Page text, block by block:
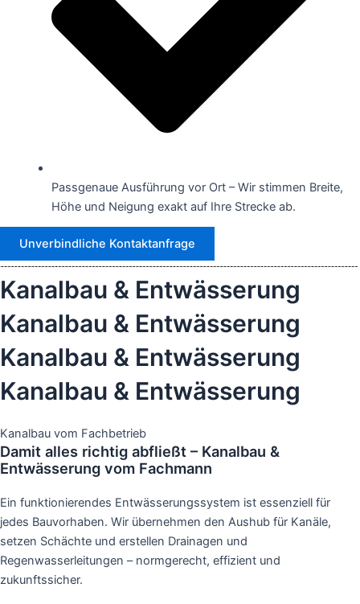
Passgenaue Ausführung vor Ort – Wir stimmen Breite,
Höhe und Neigung exakt auf Ihre Strecke ab.
Unverbindliche Kontaktanfrage
Kanalbau & Entwässerung
Kanalbau & Entwässerung
Kanalbau & Entwässerung
Kanalbau & Entwässerung
Kanalbau vom Fachbetrieb
Damit alles richtig abfließt – Kanalbau &
Entwässerung vom Fachmann
Ein funktionierendes Entwässerungssystem ist essenziell für
jedes Bauvorhaben. Wir übernehmen den Aushub für Kanäle,
setzen Schächte und erstellen Drainagen und
Regenwasserleitungen – normgerecht, effizient und
zukunftssicher.